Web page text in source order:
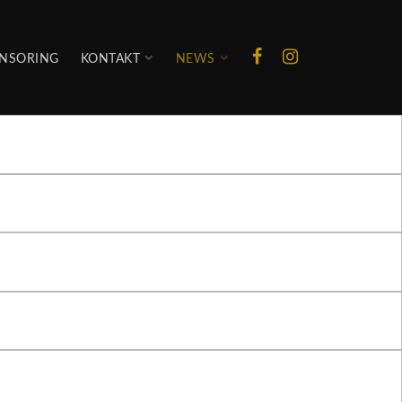
KONTAKT NEWS